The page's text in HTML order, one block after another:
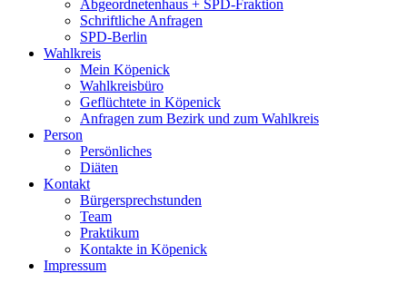
Abgeordnetenhaus + SPD-Fraktion
Schriftliche Anfragen
SPD-Berlin
Wahlkreis
Mein Köpenick
Wahlkreisbüro
Geflüchtete in Köpenick
Anfragen zum Bezirk und zum Wahlkreis
Person
Persönliches
Diäten
Kontakt
Bürgersprechstunden
Team
Praktikum
Kontakte in Köpenick
Impressum